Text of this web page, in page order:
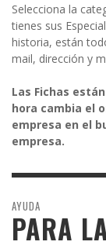
Selecciona la
tienes sus
historia, están
mail, dirección y
Las Fichas
hora cambia el
empresa en el
empresa.
AYUDA
PARA